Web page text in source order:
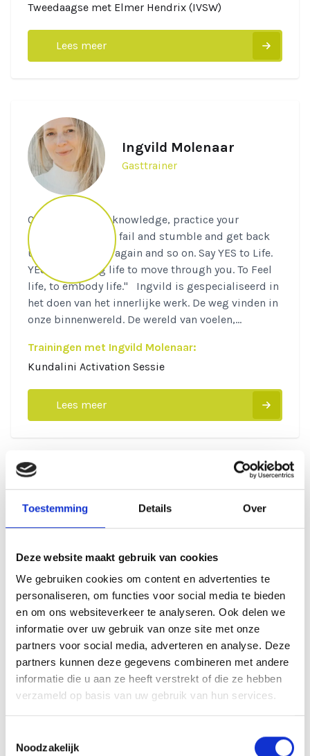
Toestemming Details Over
Deze website maakt gebruik van cookies
We gebruiken cookies om content en advertenties te
personaliseren, om functies voor social media te bieden
en om ons websiteverkeer te analyseren. Ook delen we
informatie over uw gebruik van onze site met onze
partners voor social media, adverteren en analyse. Deze
partners kunnen deze gegevens combineren met andere
informatie die u aan ze heeft verstrekt of die ze hebben
verzameld op basis van uw gebruik van hun services.
Noodzakelijk
Tweedaagse met Elmer Hendrix (IVSW)
Lees meer
Ingvild Molenaar
Gasttrainer
Quote:"Live your knowledge, practice your
concepts, fall and fail and stumble and get back
up again and fall again and so on. Say YES to Life.
YES to allowing life to move through you. To Feel
life, to embody life." Ingvild is gespecialiseerd in
het doen van het innerlijke werk. De weg vinden in
onze binnenwereld. De wereld van voelen,...
Trainingen met Ingvild Molenaar:
Kundalini Activation Sessie
Lees meer
Janneke Kemner
Quote:"Be a voice, not an echo." Het is mijn
zielsmissie om mensen in verbinding te brengen
met hun innerlijke stem. Ik ben naast trainer,
coach en spreker ook systemisch therapeut. Ik kijk
ernaar uit jou te ontmoeten en te begeleiden.
Trainingen met Janneke Kemner:
Masterclass Systemisch Werken
Systemisch Begeleider